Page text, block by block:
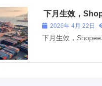
下月生效，
2026年 4月 22日
下月生效，